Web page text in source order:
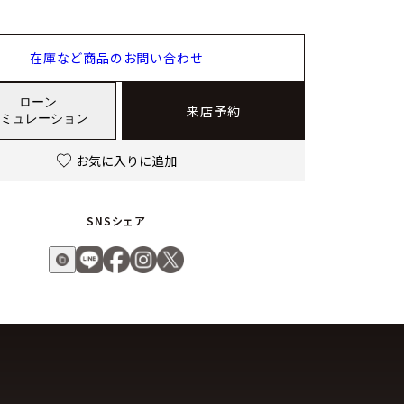
在庫など商品のお問い合わせ
ローン
ュレーション
来店予約
お気に入りに追加
SNSシェア